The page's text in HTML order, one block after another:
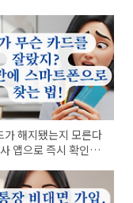
가 해지됐는지 모른다
앱으로 즉시 확인하